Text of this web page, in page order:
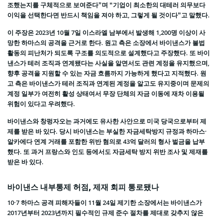
조했는지를 구체적으로 보여준다”며 “기업이 최소한의 대테러 의무보다
이익을 선택한다면 반드시 책임을 져야 하고, 그렇게 될 것이다”고 말했다.
이 주장은 2023년 10월 7일 이스라엘 남부에서 발생해 1,200명 이상이 사
망한 하마스의 공격을 근거로 한다. 원고 측은 소장에서 바이낸스가 불법
활동의 피난처가 되도록 구조를 의도적으로 설계했다고 주장했다. 또 바이
낸스가 테러 조직과 연계됐다는 사실을 알면서도 관련 계정을 유지했으며,
향후 공격을 지원할 수 있는 자금 흐름까지 가능하게 했다고 지적했다. 원
고 측은 바이낸스가 테러 조직과 연계된 계정을 알고도 유지중이며 문제의
계정 일부가 여전히 활성 상태여서 무장 단체의 자금 이동에 재차 이용될
위험이 있다고 우려했다.
바이낸스와 창펑자오는 과거에도 유사한 사안으로 미국 당국으로부터 제
제를 받은 바 있다. 당시 바이낸스는 부실한 자금세탁방지 규정과 하마스·
알카에다 연계 거래를 포함한 위반 혐의로 43억 달러의 형사 벌금을 납부
했다. 또 과거 프랑스와 인도 등에서도 자금세탁 방지 위반 조사 및 제재를
받은 바 있다.
바이낸스 내부통제 허점, 제재 회피 통로됐나
10·7 하마스 공격 피해자들이 11월 24일 제기한 소장에서는 바이낸스가
2017년부터 2023년까지 필수적인 규제 준수 절차를 제대로 갖추지 않은